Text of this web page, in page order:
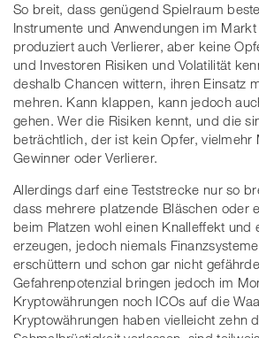
So breit, dass genügend Spielraum
Instrumente und Anwendungen im
produziert auch Verlierer, aber keine
und Investoren Risiken und Volatilität
deshalb Chancen wittern, ihren Einsatz
mehren. Kann klappen, kann jedoch
gehen. Wer die Risiken kennt, und die
beträchtlich, der ist kein Opfer,
Gewinner oder Verlierer.
Allerdings darf eine Teststrecke nur so
dass mehrere platzende Bläschen oder
beim Platzen wohl einen Knalleffekt und
erzeugen, jedoch niemals
erschüttern und schon gar nicht
Gefahrenpotenzial bringen jedoch im
Kryptowährungen noch ICOs auf die
Kryptowährungen haben vielleicht zehn